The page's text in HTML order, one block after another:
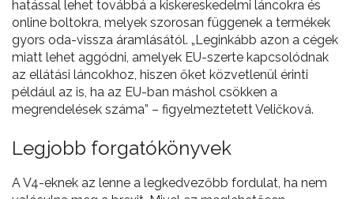
hatással lehet továbbá a kiskereskedelmi láncokra és
online boltokra, melyek szorosan függenek a termékek
gyors oda-vissza áramlásától. „Leginkább azon a cégek
miatt lehet aggódni, amelyek EU-szerte kapcsolódnak
az ellátási láncokhoz, hiszen őket közvetlenül érinti
például az is, ha az EU-ban máshol csökken a
megrendelések száma” – figyelmeztetett Veličková.
Legjobb forgatókönyvek
A V4-eknek az lenne a legkedvezőbb fordulat, ha nem